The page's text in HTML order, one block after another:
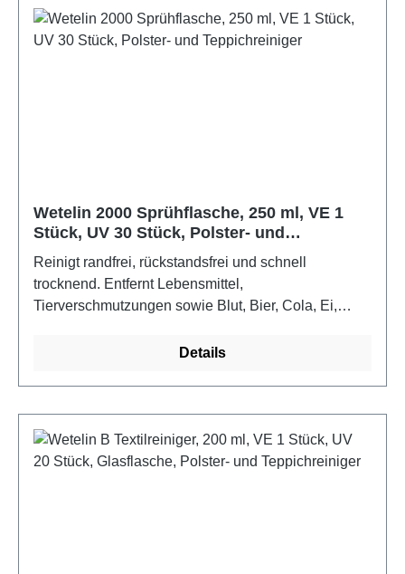
Wetelin 2000 Sprühflasche, 250 ml, VE 1
Stück, UV 30 Stück, Polster- und
Teppichreiniger
Reinigt randfrei, rückstandsfrei und schnell
trocknend. Entfernt Lebensmittel,
Tierverschmutzungen sowie Blut, Bier, Cola, Ei,
Obst, Sauce, Schokolade, Wasserflecken, Teppich-
und alle Stoffe. Es ist hervorragend geeignet für
strukturierte und glatte Flächen aus Kunststoff,
lackiertem Holz, Edelstahl, Glas-Kunststoffscheiben,
Details